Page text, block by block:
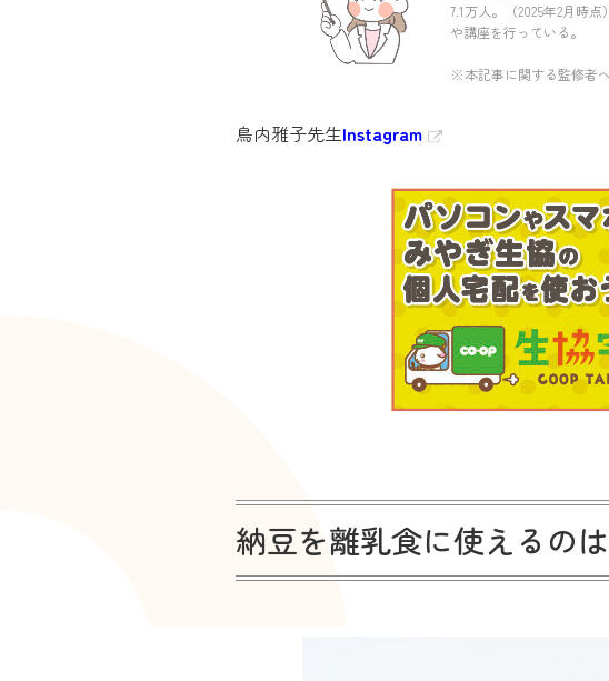
7.1万人。（2025年2月時
や講座を行っている。
※本記事に関する監修者
鳥内雅子先生Instagram
納豆を離乳食に使えるの